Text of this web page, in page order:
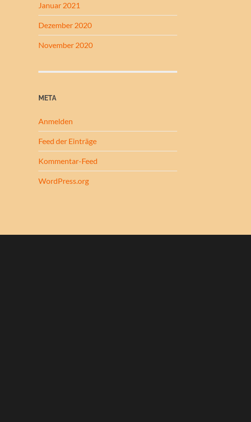
Januar 2021
Dezember 2020
November 2020
META
Anmelden
Feed der Einträge
Kommentar-Feed
WordPress.org